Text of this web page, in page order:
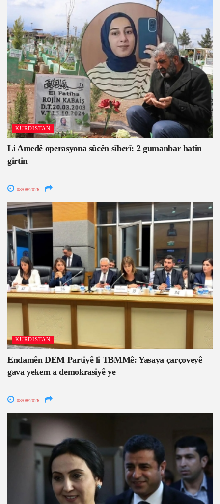
KURDISTAN
Li Amedê operasyona sûcên sîberî: 2 gumanbar hatin
girtin
08/08/2026
KURDISTAN
Endamên DEM Partiyê li TBMMê: Yasaya çarçoveyê
gava yekem a demokrasiyê ye
08/08/2026